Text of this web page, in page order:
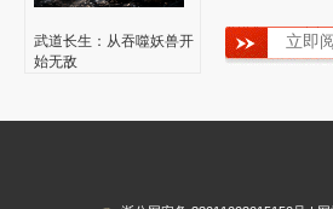
武道长生：从吞噬妖兽开
始无敌
立即